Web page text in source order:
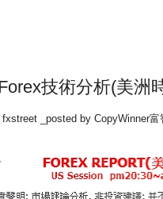
技術分析(美洲
fxstreet _posted by CopyWinner